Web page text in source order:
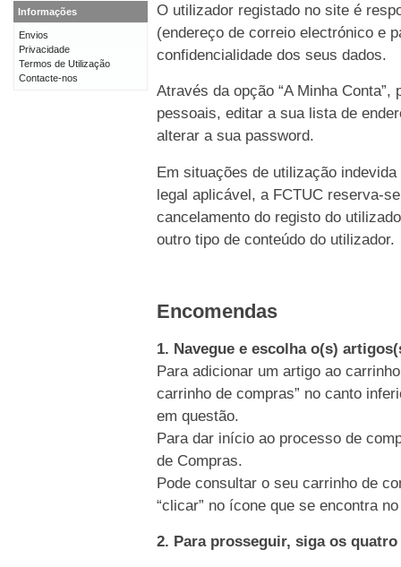
O utilizador registado no site é
(endereço de correio electrónico e
confidencialidade dos seus dados.
Através da opção “A Minha
pessoais, editar a sua lista de
alterar a sua password.
Em situações de utilização
legal aplicável, a FCTUC reserva-
cancelamento do registo do
outro tipo de conteúdo do utilizador.
Encomendas
1. Navegue e escolha o(s)
Para adicionar um artigo ao
carrinho de compras” no canto
em questão.
Para dar início ao processo de
de Compras.
Pode consultar o seu carrinho de
“clicar” no ícone que se encontra
2. Para prosseguir, siga os
Informações
Envios
Privacidade
Termos de Utilização
Contacte-nos